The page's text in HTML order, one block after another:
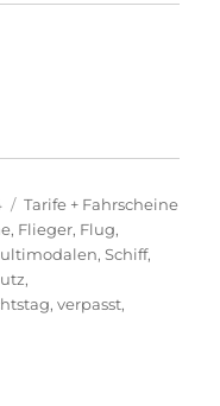
Kategorien
Tarife + Fahrscheine
, Flieger, Flug,
,Schiff,
,
,verpasst,